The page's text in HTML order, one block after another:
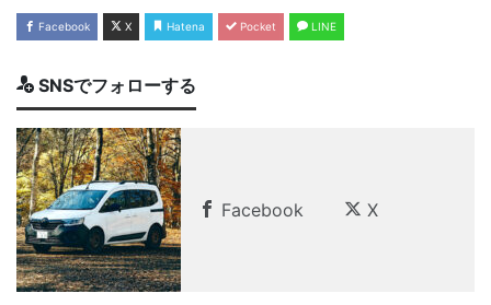
Facebook X Hatena Pocket LINE
SNSでフォローする
Facebook X